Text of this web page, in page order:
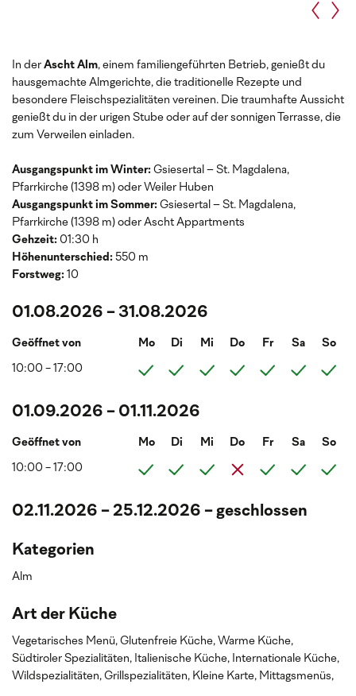
In der Ascht Alm, einem familiengeführten Betrieb, genießt du
hausgemachte Almgerichte, die traditionelle Rezepte und
besondere Fleischspezialitäten vereinen. Die traumhafte Aussicht
genießt du in der urigen Stube oder auf der sonnigen Terrasse, die
zum Verweilen einladen.
Ausgangspunkt im Winter: Gsiesertal – St. Magdalena,
Pfarrkirche (1398 m) oder Weiler Huben
Ausgangspunkt im Sommer: Gsiesertal – St. Magdalena,
Pfarrkirche (1398 m) oder Ascht Appartments
Gehzeit: 01:30 h
Höhenunterschied: 550 m
Forstweg: 10
01.08.2026 - 31.08.2026
Geöffnet von Mo Di Mi Do Fr Sa So
10:00 - 17:00
01.09.2026 - 01.11.2026
Geöffnet von Mo Di Mi Do Fr Sa So
10:00 - 17:00
02.11.2026 - 25.12.2026 - geschlossen
Kategorien
Alm
Art der Küche
Vegetarisches Menü, Glutenfreie Küche, Warme Küche,
Südtiroler Spezialitäten, Italienische Küche, Internationale Küche,
Wildspezialitäten, Grillspezialitäten, Kleine Karte, Mittagsmenüs,